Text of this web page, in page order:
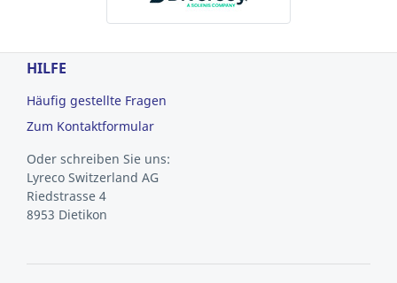
HILFE
Häufig gestellte Fragen
Zum Kontaktformular
Oder schreiben Sie uns:
Lyreco Switzerland AG
Riedstrasse 4
8953 Dietikon